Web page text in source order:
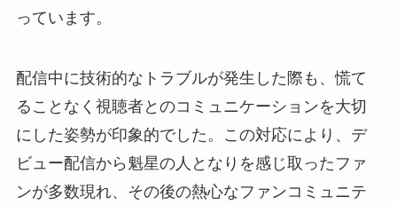
っています。
配信中に技術的なトラブルが発生した際も、慌て
ることなく視聴者とのコミュニケーションを大切
にした姿勢が印象的でした。この対応により、デ
ビュー配信から魁星の人となりを感じ取ったファ
ンが多数現れ、その後の熱心なファンコミュニテ